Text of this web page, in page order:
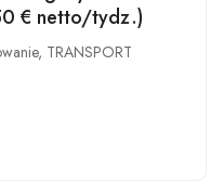
€ netto/tydz.)
, TRANSPORT